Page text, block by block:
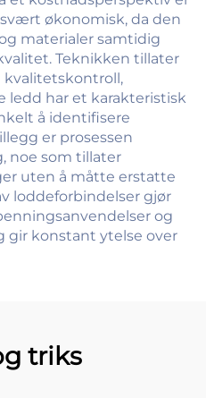
økonomisk, da den
materialer samtidig
Teknikken tillater
kvalitetskontroll,
har et karakteristisk
å identifisere
er prosessen
noe som tillater
uten å måtte erstatte
loddeforbindelser gjør
og
gir konstant ytelse over
triks